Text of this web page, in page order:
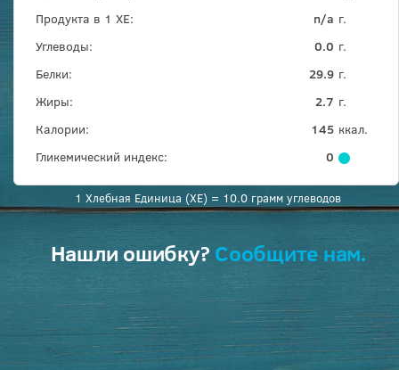
Продукта в 1 ХЕ:
г.
n/a
Углеводы:
г.
0.0
Белки:
г.
29.9
Жиры:
г.
2.7
Калории:
ккал.
145
Гликемический индекс:
0
1 Хлебная Единица (ХЕ) = 10.0 грамм углеводов
Нашли ошибку?Сообщите нам.